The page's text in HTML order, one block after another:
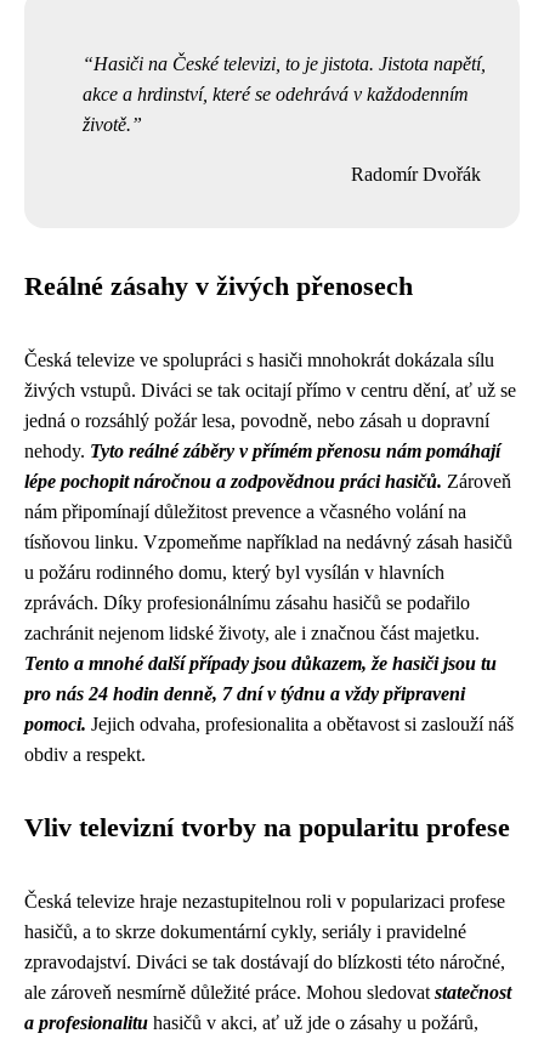
Hasiči na České televizi, to je jistota. Jistota napětí,
akce a hrdinství, které se odehrává v každodenním
životě.
Radomír Dvořák
Reálné zásahy v živých přenosech
Česká televize ve spolupráci s hasiči mnohokrát dokázala sílu
živých vstupů. Diváci se tak ocitají přímo v centru dění, ať už se
jedná o rozsáhlý požár lesa, povodně, nebo zásah u dopravní
nehody. Tyto reálné záběry v přímém přenosu nám pomáhají
lépe pochopit náročnou a zodpovědnou práci hasičů. Zároveň
nám připomínají důležitost prevence a včasného volání na
tísňovou linku. Vzpomeňme například na nedávný zásah hasičů
u požáru rodinného domu, který byl vysílán v hlavních
zprávách. Díky profesionálnímu zásahu hasičů se podařilo
zachránit nejenom lidské životy, ale i značnou část majetku.
Tento a mnohé další případy jsou důkazem, že hasiči jsou tu
pro nás 24 hodin denně, 7 dní v týdnu a vždy připraveni
pomoci. Jejich odvaha, profesionalita a obětavost si zaslouží náš
obdiv a respekt.
Vliv televizní tvorby na popularitu profese
Česká televize hraje nezastupitelnou roli v popularizaci profese
hasičů, a to skrze dokumentární cykly, seriály i pravidelné
zpravodajství. Diváci se tak dostávají do blízkosti této náročné,
ale zároveň nesmírně důležité práce. Mohou sledovat statečnost
a profesionalitu hasičů v akci, ať už jde o zásahy u požárů,